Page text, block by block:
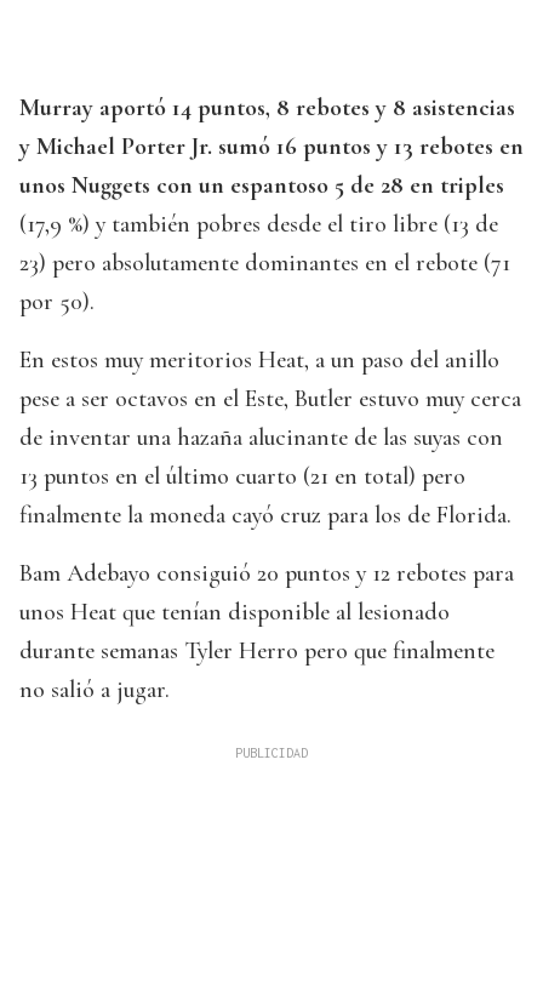
Murray aportó 14 puntos, 8 rebotes y 8 asistencias
y Michael Porter Jr. sumó 16 puntos y 13 rebotes en
unos Nuggets con un espantoso 5 de 28 en triples
(17,9 %) y también pobres desde el tiro libre (13 de
23) pero absolutamente dominantes en el rebote (71
por 50).
En estos muy meritorios Heat, a un paso del anillo
pese a ser octavos en el Este, Butler estuvo muy cerca
de inventar una hazaña alucinante de las suyas con
13 puntos en el último cuarto (21 en total) pero
finalmente la moneda cayó cruz para los de Florida.
Bam Adebayo consiguió 20 puntos y 12 rebotes para
unos Heat que tenían disponible al lesionado
durante semanas Tyler Herro pero que finalmente
no salió a jugar.